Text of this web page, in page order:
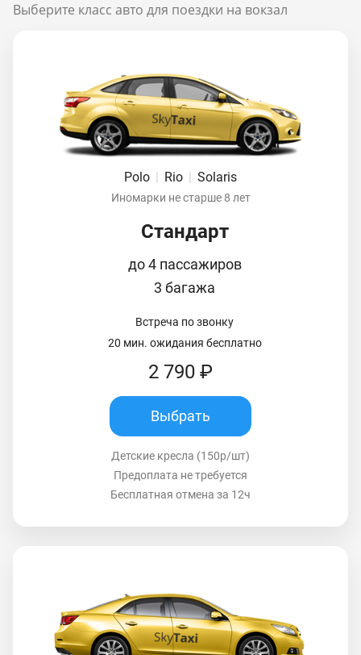
Выберите класс авто для поездки на вокзал
Polo | Rio | Solaris
Иномарки не старше 8 лет
Стандарт
до 4 пассажиров
3 багажа
Встреча по звонку
20 мин. ожидания бесплатно
2 790 ₽
Выбрать
Детские кресла (150р/шт)
Предоплата не требуется
Бесплатная отмена за 12ч